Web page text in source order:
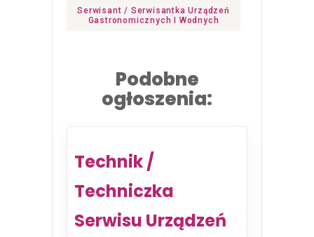
Serwisant / Serwisantka Urządzeń
Gastronomicznych I Wodnych
Podobne
ogłoszenia:
Technik /
Techniczka
Serwisu Urządzeń